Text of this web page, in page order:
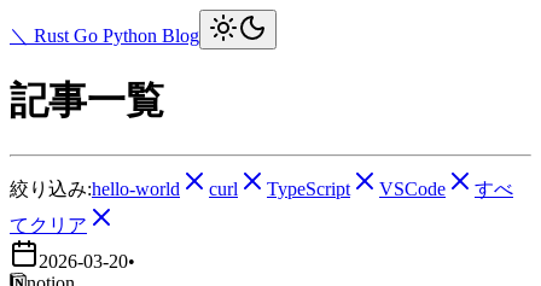
＼ Rust Go Python Blog
記事一覧
絞り込み:hello-world curl TypeScript VSCode
すべ
てクリア
2026-03-20•